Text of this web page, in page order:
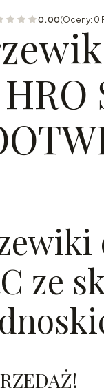
0.00(Oceny: 0
ze